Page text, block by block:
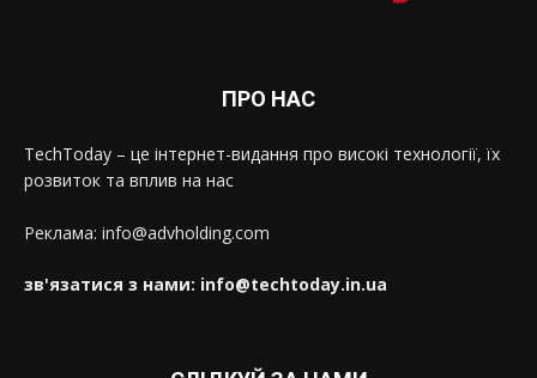
ПРО НАС
TechToday – це інтернет-видання про високі технології, їх
розвиток та вплив на нас
Реклама: info@advholding.com
зв'язатися з нами: info@techtoday.in.ua